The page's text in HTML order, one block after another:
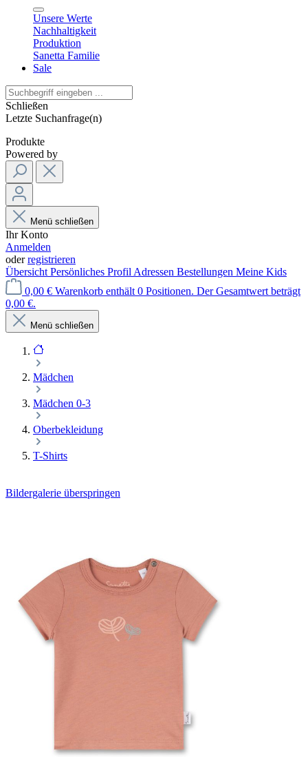
Unsere Werte
Nachhaltigkeit
Produktion
Sanetta Familie
Sale
Schließen
Letzte Suchanfrage(n)
Produkte
Powered by
Menü schließen
Ihr Konto
Anmelden
oderregistrieren
Übersicht Persönliches Profil Adressen Bestellungen Meine Kids
0,00 € Warenkorb enthält 0 Positionen. Der Gesamtwert beträgt
0,00 €.
Menü schließen
Mädchen
Mädchen 0-3
Oberbekleidung
T-Shirts
Bildergalerie überspringen